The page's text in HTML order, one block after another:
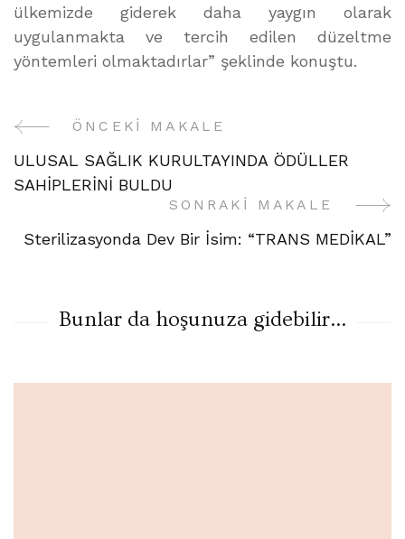
ülkemizde giderek daha yaygın olarak
uygulanmakta ve tercih edilen düzeltme
yöntemleri olmaktadırlar” şeklinde konuştu.
Yazı
Gezinme
ÖNCEKI MAKALE
ULUSAL SAĞLIK KURULTAYINDA ÖDÜLLER
SAHİPLERİNİ BULDU
SONRAKI MAKALE
Sterilizasyonda Dev Bir İsim: “TRANS MEDİKAL”
Bunlar da hoşunuza gidebilir...